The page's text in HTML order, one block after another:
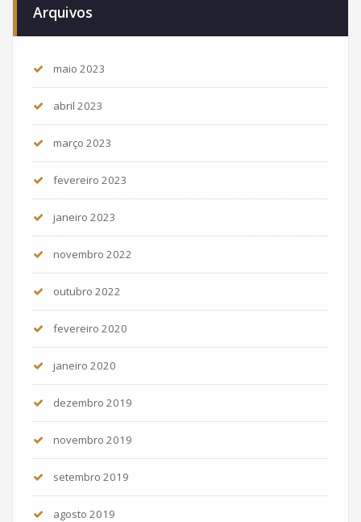
Arquivos
maio 2023
abril 2023
março 2023
fevereiro 2023
janeiro 2023
novembro 2022
outubro 2022
fevereiro 2020
janeiro 2020
dezembro 2019
novembro 2019
setembro 2019
agosto 2019